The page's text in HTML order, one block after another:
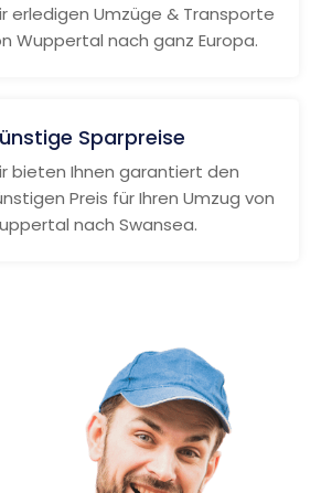
erledigen Umzüge & Transporte
Wuppertal nach ganz Europa.
Sparpreise
bieten Ihnen garantiert den
Preis für Ihren Umzug von
nach Swansea.